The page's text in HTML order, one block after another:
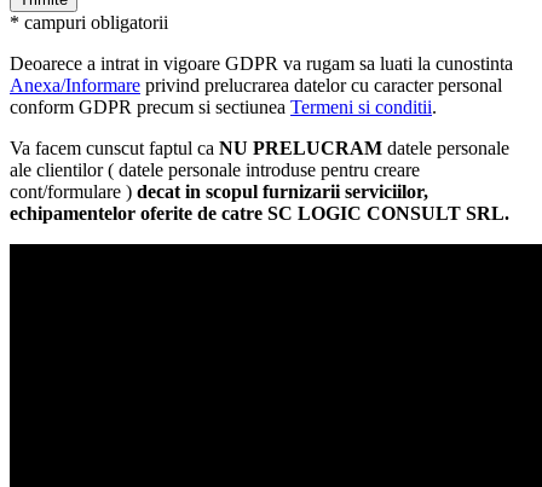
* campuri obligatorii
Deoarece a intrat in vigoare GDPR va rugam sa luati la cunostinta
Anexa/Informare privind prelucrarea datelor cu caracter personal
conform GDPR precum si sectiunea Termeni si conditii.
Va facem cunscut faptul ca NU PRELUCRAM datele personale
ale clientilor ( datele personale introduse pentru creare
cont/formulare ) decat in scopul furnizarii serviciilor,
echipamentelor oferite de catre SC LOGIC CONSULT SRL.